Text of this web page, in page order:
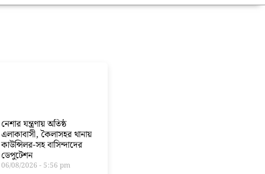
নেশার যন্ত্রণায় অতিষ্ঠ
এলাকাবাসী, কৈলাসহর থানায়
কাউন্সিলর-সহ বাসিন্দাদের
ডেপুটেশন
06/08/2026 5:56 pm